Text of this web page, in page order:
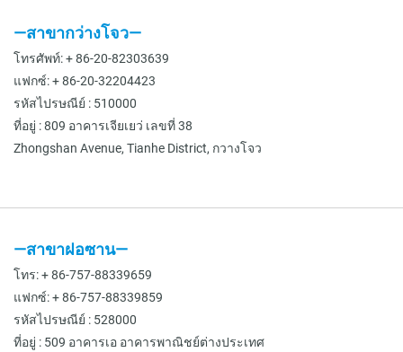
—สาขากว่างโจว—
โทรศัพท์: + 86-20-82303639
แฟกซ์: + 86-20-32204423
รหัสไปรษณีย์ : 510000
ที่อยู่ : 809 อาคารเจียเยว่ เลขที่ 38
Zhongshan Avenue, Tianhe District, กวางโจว
—สาขาฝอซาน—
โทร: + 86-757-88339659
แฟกซ์: + 86-757-88339859
รหัสไปรษณีย์ : 528000
ที่อยู่ : 509 อาคารเอ อาคารพาณิชย์ต่างประเทศ